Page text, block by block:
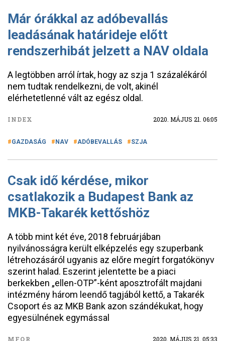
Már órákkal az adóbevallás
leadásának határideje előtt
rendszerhibát jelzett a NAV oldala
A legtöbben arról írtak, hogy az szja 1 százalékáról
nem tudtak rendelkezni, de volt, akinél
elérhetetlenné vált az egész oldal.
INDEX 2020. MÁJUS 21. 06:05
GAZDASÁG NAV ADÓBEVALLÁS SZJA
Csak idő kérdése, mikor
csatlakozik a Budapest Bank az
MKB-Takarék kettőshöz
A több mint két éve, 2018 februárjában
nyilvánosságra került elképzelés egy szuperbank
létrehozásáról ugyanis az előre megírt forgatókönyv
szerint halad. Eszerint jelentette be a piaci
berkekben „ellen-OTP”-ként aposztrofált majdani
intézmény három leendő tagjából kettő, a Takarék
Csoport és az MKB Bank azon szándékukat, hogy
egyesülnének egymással
MFOR 2020. MÁJUS 21. 05:33